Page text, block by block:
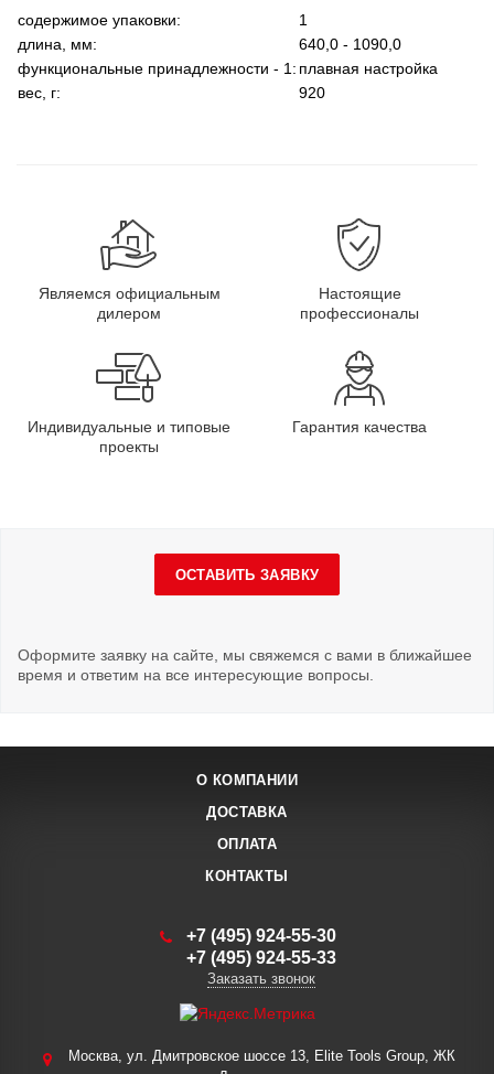
содержимое упаковки:
1
длина, мм:
640,0 - 1090,0
функциональные принадлежности - 1: плавная настройка
вес, г:
920
Являемся официальным
дилером
Настоящие
профессионалы
Индивидуальные и типовые
проекты
Гарантия качества
ОСТАВИТЬ ЗАЯВКУ
Оформите заявку на сайте, мы свяжемся с вами в ближайшее
время и ответим на все интересующие вопросы.
О КОМПАНИИ
ДОСТАВКА
ОПЛАТА
КОНТАКТЫ
+7 (495) 924-55-30
+7 (495) 924-55-33
Заказать звонок
Москва, ул. Дмитровское шоссе 13, Elite Tools Group, ЖК